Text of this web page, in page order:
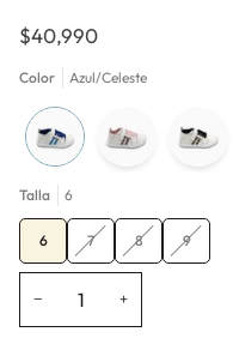
$40,990
Color Azul/Celeste
Talla 6
6 7Variante
agotada
disponible
8Variante
agotada
disponible
9Variante
agotada
− +